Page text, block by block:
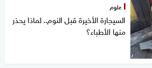
علوم
السيجارة الأخيرة قبل النوم.. لماذا يحذر
منها الأطباء؟